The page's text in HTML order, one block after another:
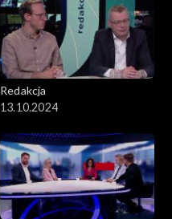
Redakcja
13.10.2024